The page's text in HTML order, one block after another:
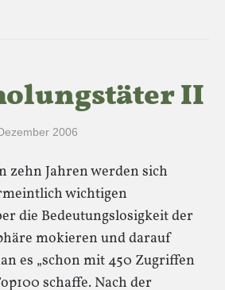
II
2006
zehn Jahren werden sich
wichtigen
die Bedeutungslosigkeit der
mokieren und darauf
es „schon mit 450 Zugriffen
schaffe. Nach der